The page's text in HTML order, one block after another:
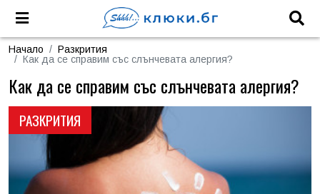
Начало
Разкрития
Как да се справим със слънчевата алергия?
РАЗКРИТИЯ
Как да се справим със слънчевата алергия?